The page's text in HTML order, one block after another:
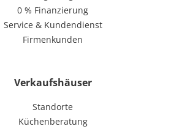
0 % Finanzierung
Service & Kundendienst
Firmenkunden
Verkaufshäuser
Standorte
Küchenberatung